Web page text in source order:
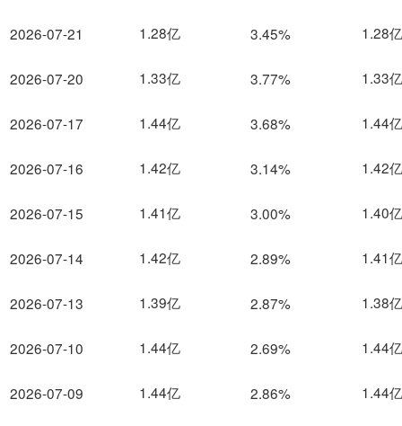
2026-07-21
2026-07-20
2026-07-17
2026-07-16
2026-07-15
2026-07-14
2026-07-13
2026-07-10
2026-07-09
1.28亿 3.45% 1.28亿
1.33亿 3.77% 1.33亿
1.44亿 3.68% 1.44亿
1.42亿 3.14% 1.42亿
1.41亿 3.00% 1.40亿
1.42亿 2.89% 1.41亿
1.39亿 2.87% 1.38亿
1.44亿 2.69% 1.44亿
1.44亿 2.86% 1.44亿